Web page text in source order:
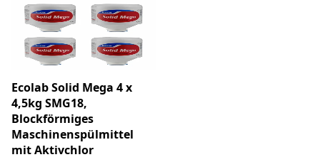
Ecolab Solid Mega 4 x
4,5kg SMG18,
Blockförmiges
Maschinenspülmittel
mit Aktivchlor